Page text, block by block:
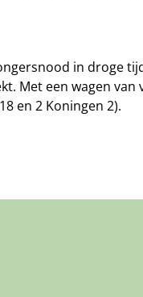
in droge
Met een wagen van
en 2 Koningen 2).